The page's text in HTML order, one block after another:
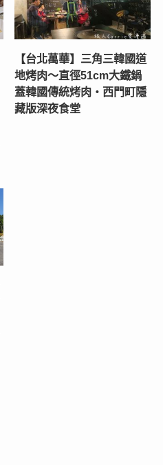
【台北萬華】三角三韓國道
地烤肉～直徑51cm大鐵鍋
蓋韓國傳統烤肉‧西門町隱
藏版深夜食堂